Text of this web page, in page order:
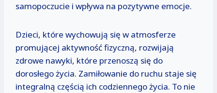
samopoczucie i wpływa na pozytywne emocje.
Dzieci, które wychowują się w atmosferze
promującej aktywność fizyczną, rozwijają
zdrowe nawyki, które przenoszą się do
dorosłego życia. Zamiłowanie do ruchu staje się
integralną częścią ich codziennego życia. To nie